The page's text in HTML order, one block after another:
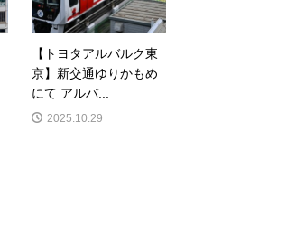
【トヨタアルバルク東
京】新交通ゆりかもめ
にて アルバ...
2025.10.29